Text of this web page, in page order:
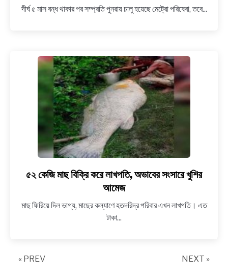
৪
চলবে
মেট্রো
পরিষেবা
দীর্ঘ ৫ মাস বন্ধ থাকার পর সম্প্রতি পুনরায় চালু হয়েছে মেট্রো পরিষেবা, তবে...
link
to
কেজি
মাছ
৫২ কেজি মাছ বিক্রি করে লাখপতি, অভাবের সংসারে খুশির
আমেজ
মাছ ফিরিয়ে দিল ভাগ্য, মাছের কল্যাণে হতদরিদ্র পরিবার এখন লাখপতি। এত
টাকা...
« PREV NEXT »